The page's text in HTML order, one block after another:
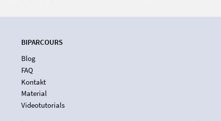
BIPARCOURS
Blog
FAQ
Kontakt
Material
Videotutorials